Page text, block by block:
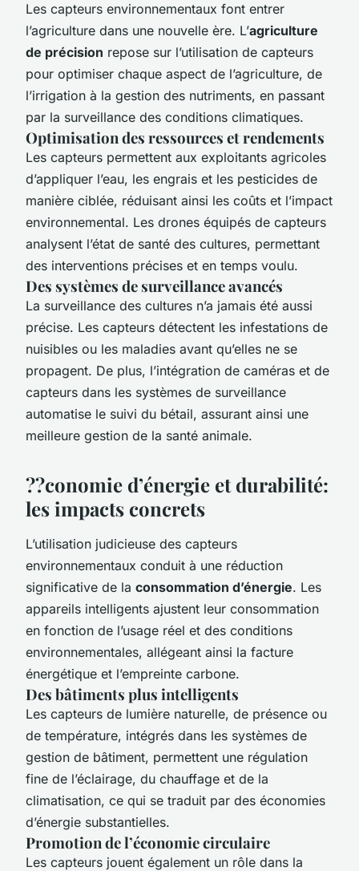
Les capteurs environnementaux font entrer
l’agriculture dans une nouvelle ère. L’agriculture
de précision repose sur l’utilisation de capteurs
pour optimiser chaque aspect de l’agriculture, de
l’irrigation à la gestion des nutriments, en passant
par la surveillance des conditions climatiques.
Optimisation des ressources et rendements
Les capteurs permettent aux exploitants agricoles
d’appliquer l’eau, les engrais et les pesticides de
manière ciblée, réduisant ainsi les coûts et l’impact
environnemental. Les drones équipés de capteurs
analysent l’état de santé des cultures, permettant
des interventions précises et en temps voulu.
Des systèmes de surveillance avancés
La surveillance des cultures n’a jamais été aussi
précise. Les capteurs détectent les infestations de
nuisibles ou les maladies avant qu’elles ne se
propagent. De plus, l’intégration de caméras et de
capteurs dans les systèmes de surveillance
automatise le suivi du bétail, assurant ainsi une
meilleure gestion de la santé animale.
??conomie d’énergie et durabilité:
les impacts concrets
L’utilisation judicieuse des capteurs
environnementaux conduit à une réduction
significative de la consommation d’énergie. Les
appareils intelligents ajustent leur consommation
en fonction de l’usage réel et des conditions
environnementales, allégeant ainsi la facture
énergétique et l’empreinte carbone.
Des bâtiments plus intelligents
Les capteurs de lumière naturelle, de présence ou
de température, intégrés dans les systèmes de
gestion de bâtiment, permettent une régulation
fine de l’éclairage, du chauffage et de la
climatisation, ce qui se traduit par des économies
d’énergie substantielles.
Promotion de l’économie circulaire
Les capteurs jouent également un rôle dans la